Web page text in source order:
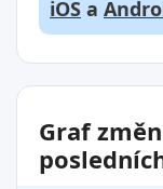
iOS a
Graf